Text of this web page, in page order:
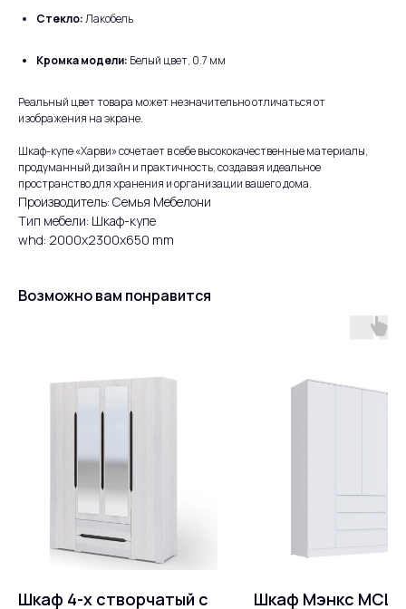
Стекло:Лакобель
Кромка модели: Белый цвет, 0.7 мм
Реальный цвет товара может незначительно отличаться от
изображения на экране.
Шкаф-купе «Харви» сочетает в себе высококачественные материалы,
продуманный дизайн и практичность, создавая идеальное
пространство для хранения и организации вашего дома.
Производитель: Семья Мебелони
Тип мебели: Шкаф-купе
whd: 2000x2300x650 mm
Возможно вам понравится
Шкаф 4-х створчатый с
Шкаф Мэнкс